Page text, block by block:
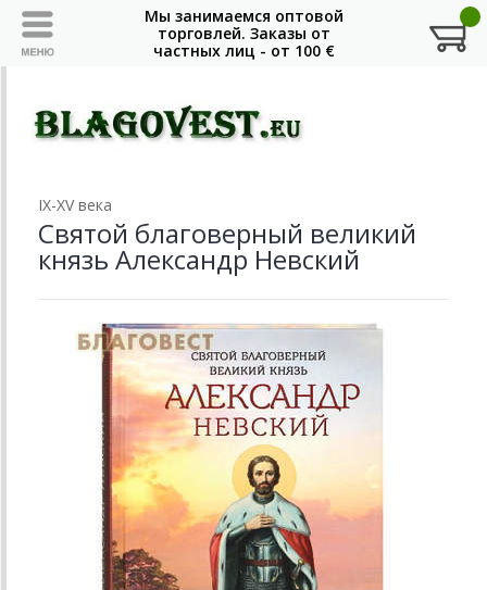
IX-XV века
Святой благоверный великий
князь Александр Невский